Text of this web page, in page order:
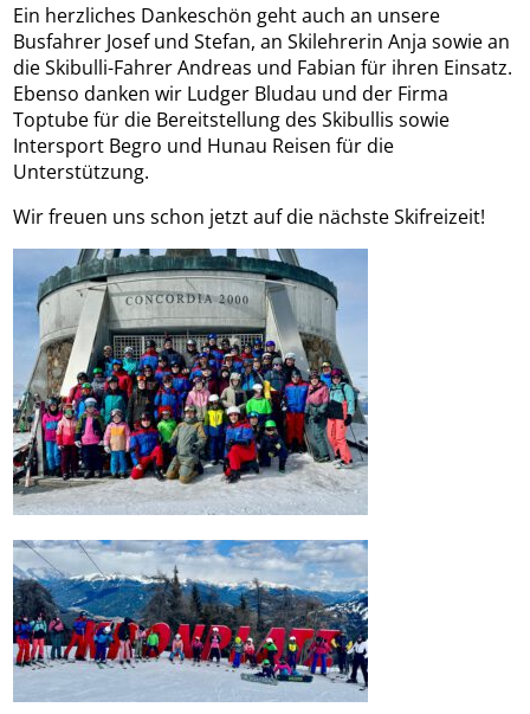
Ein herzliches Dankeschön geht auch an unsere
Busfahrer Josef und Stefan, an Skilehrerin Anja sowie an
die Skibulli-Fahrer Andreas und Fabian für ihren Einsatz.
Ebenso danken wir Ludger Bludau und der Firma
Toptube für die Bereitstellung des Skibullis sowie
Intersport Begro und Hunau Reisen für die
Unterstützung.
Wir freuen uns schon jetzt auf die nächste Skifreizeit!